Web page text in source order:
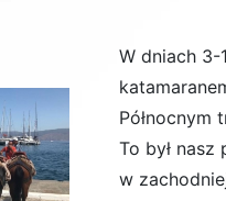
W dniach 3-
Północnym
To był nasz
w